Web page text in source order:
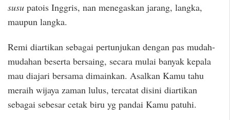
susu patois Inggris, nan menegaskan jarang, langka,
maupun langka.
Remi diartikan sebagai pertunjukan dengan pas mudah-
mudahan beserta bersaing, secara mulai banyak kepala
mau diajari bersama dimainkan. Asalkan Kamu tahu
meraih wijaya zaman lulus, tercatat disini diartikan
sebagai sebesar cetak biru yg pandai Kamu patuhi.